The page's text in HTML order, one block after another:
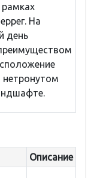
рамках
На
день
нетронутом
Описание